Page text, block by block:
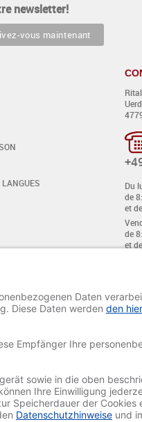
newsletter!
TEXTE
Du
de
et
de
et